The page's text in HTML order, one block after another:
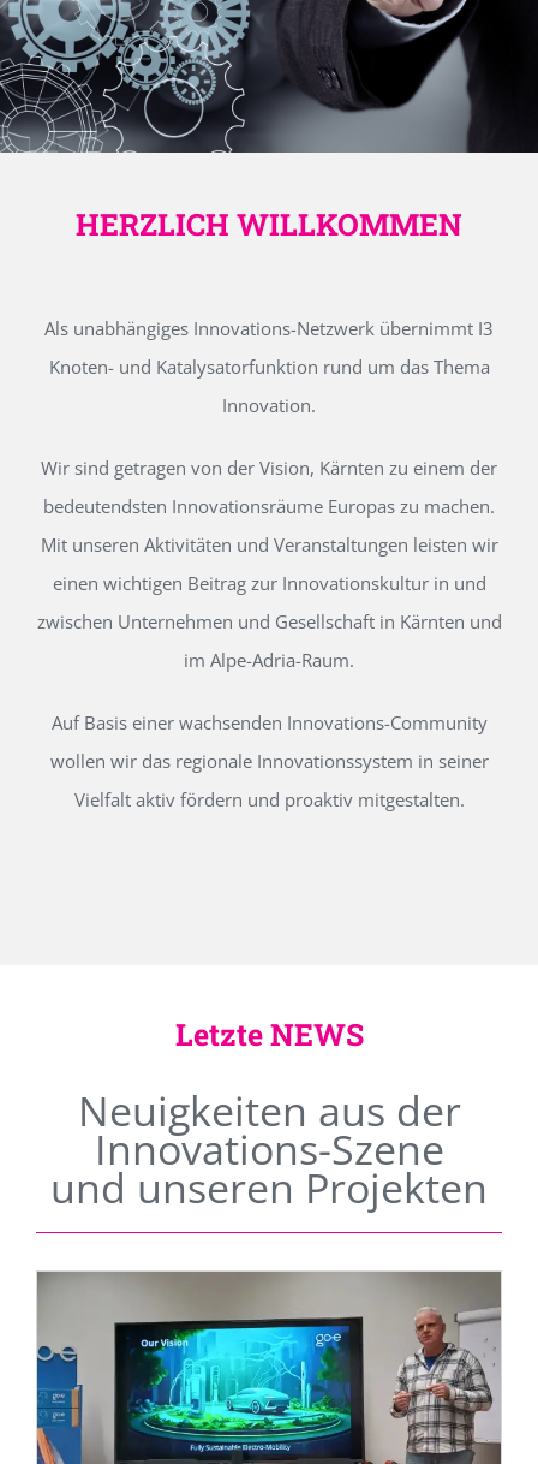
HERZLICH WILLKOMMEN
Als unabhängiges Innovations-Netzwerk übernimmt I3
Knoten- und Katalysatorfunktion rund um das Thema
Innovation.
Wir sind getragen von der Vision, Kärnten zu einem der
bedeutendsten Innovationsräume Europas zu machen.
Mit unseren Aktivitäten und Veranstaltungen leisten wir
einen wichtigen Beitrag zur Innovationskultur in und
zwischen Unternehmen und Gesellschaft in Kärnten und
im Alpe-Adria-Raum.
Auf Basis einer wachsenden Innovations-Community
wollen wir das regionale Innovationssystem in seiner
Vielfalt aktiv fördern und proaktiv mitgestalten.
Letzte NEWS
Neuigkeiten aus der
Innovations-Szene
und unseren Projekten